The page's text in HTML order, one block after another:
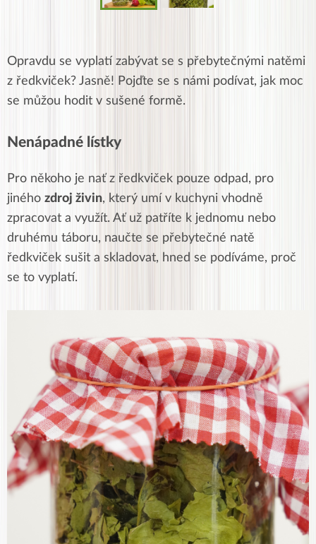
Opravdu se vyplatí zabývat se s přebytečnými natěmi
z ředkviček? Jasně! Pojďte se s námi podívat, jak moc
se můžou hodit v sušené formě.
Nenápadné lístky
Pro někoho je nať z ředkviček pouze odpad, pro
jiného zdroj živin, který umí v kuchyni vhodně
zpracovat a využít. Ať už patříte k jednomu nebo
druhému táboru, naučte se přebytečné natě
ředkviček sušit a skladovat, hned se podíváme, proč
se to vyplatí.